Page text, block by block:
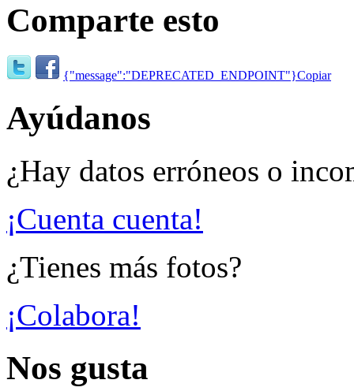
Comparte esto
{"message":"DEPRECATED_ENDPOINT"}Copiar
Ayúdanos
¿Hay datos erróneos o
¡Cuenta cuenta!
¿Tienes más fotos?
¡Colabora!
Nos gusta